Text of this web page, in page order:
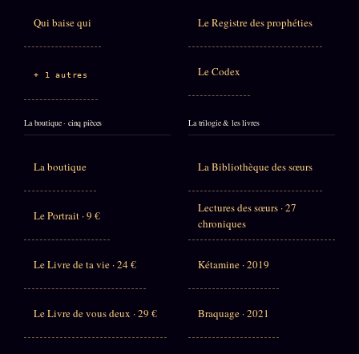
Qui baise qui
+ 1 autres
Le Registre des prophéties
Le Codex
La boutique · cinq pièces
La boutique
Le Portrait · 9 €
Le Livre de ta vie · 24 €
Le Livre de vous deux · 29 €
La trilogie & les livres
La Bibliothèque des sœurs
Lectures des sœurs · 27
chroniques
Kétamine · 2019
Braquage · 2021